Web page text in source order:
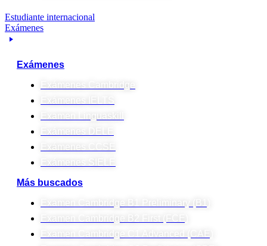
Estudiante internacional
Exámenes
Exámenes
Exámenes Cambridge
Exámenes IELTS
Examen Linguaskill
Exámenes DELE
Exámenes CCSE
Exámenes SIELE
Más buscados
Examen Cambridge B1 Preliminary (B1)
Examen Cambridge B2 First (FCE)
Examen Cambridge C1 Advanced (CAE)